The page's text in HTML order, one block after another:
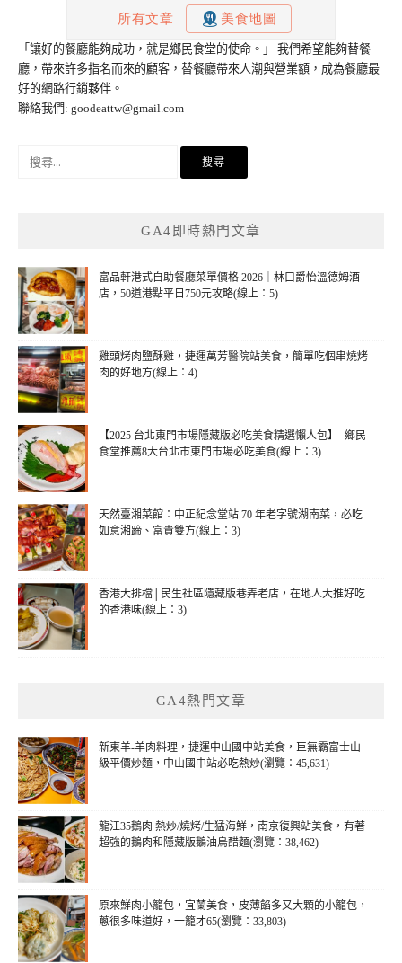
「讓好的餐廳能夠成功，就是鄉民食堂的使命。」 我們希望能夠替餐
廳，帶來許多指名而來的顧客，替餐廳帶來人潮與營業額，成為餐廳最
好的網路行銷夥伴。
聯絡我們: goodeattw@gmail.com
GA4即時熱門文章
富品軒港式自助餐廳菜單價格 2026｜林口爵怡溫德姆酒
店，50道港點平日750元攻略(線上：5)
雞頭烤肉鹽酥雞，捷運萬芳醫院站美食，簡單吃個串燒烤
肉的好地方(線上：4)
【2025 台北東門市場隱藏版必吃美食精選懶人包】- 鄉民
食堂推薦8大台北市東門市場必吃美食(線上：3)
天然臺湘菜館：中正紀念堂站 70 年老字號湖南菜，必吃
如意湘蹄、富貴雙方(線上：3)
香港大排檔│民生社區隱藏版巷弄老店，在地人大推好吃
的香港味(線上：3)
GA4熱門文章
新東羊-羊肉料理，捷運中山國中站美食，巨無霸富士山
級平價炒麵，中山國中站必吃熱炒(瀏覽：45,631)
龍江35鵝肉 熱炒/燒烤/生猛海鮮，南京復興站美食，有著
超強的鵝肉和隱藏版鵝油烏醋麵(瀏覽：38,462)
原來鮮肉小籠包，宜蘭美食，皮薄餡多又大顆的小籠包，
蔥很多味道好，一籠才65(瀏覽：33,803)